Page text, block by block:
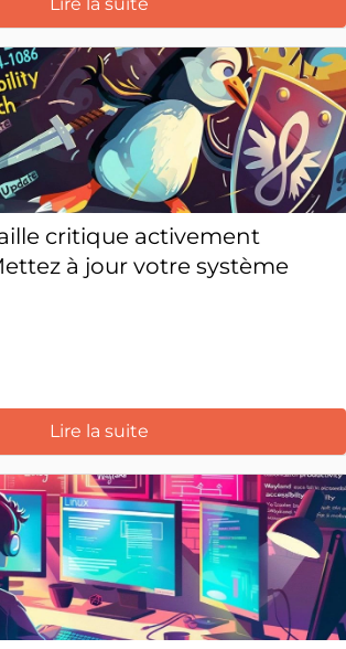
Lire la suite
critique activement
à jour votre système
Lire la suite